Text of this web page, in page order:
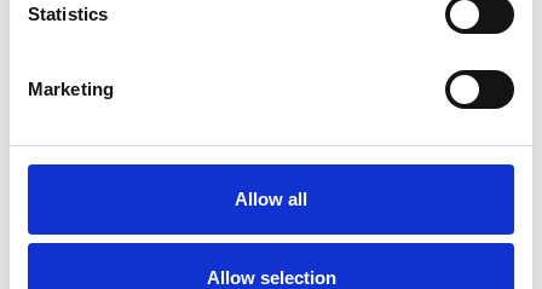
Statistics
Marketing
Allow all
Allow selection
Přehled Ekonomika
Česká republika